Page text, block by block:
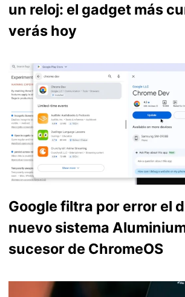
un reloj: el gadget más
verás hoy
Google filtra por error el
nuevo sistema
sucesor de ChromeOS